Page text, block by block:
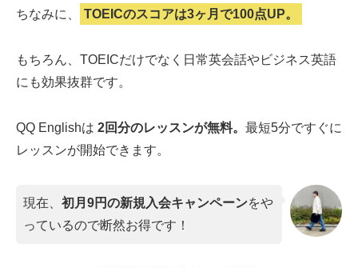
ちなみに、 TOEICのスコアは3ヶ月で100点UP。
もちろん、TOEICだけでなく日常英会話やビジネス英語
にも効果抜群です。
QQ Englishは 2回分のレッスンが無料。 最短5分ですぐに
レッスンが開始できます。
現在、 初月9円の新規入会キャンペーンをや
っているので断然お得です！